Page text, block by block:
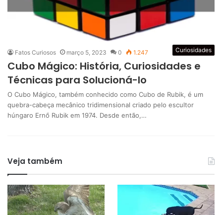
Curiosidades
Fatos Curiosos março 5, 2023 0 1.247
Cubo Mágico: História, Curiosidades e
Técnicas para Solucioná-lo
O Cubo Mágico, também conhecido como Cubo de Rubik, é um
quebra-cabeça mecânico tridimensional criado pelo escultor
húngaro Ernő Rubik em 1974. Desde então,…
Veja também